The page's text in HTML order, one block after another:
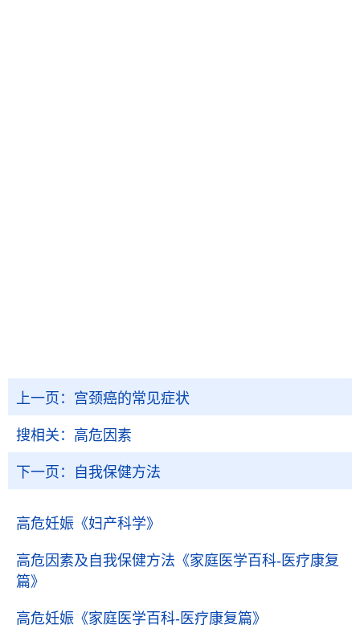
上一页： 宫颈癌的常见症状
搜相关： 高危因素
下一页： 自我保健方法
高危妊娠 《妇产科学》
高危因素及自我保健方法 《家庭医学百科-医疗康复
篇》
高危妊娠 《家庭医学百科-医疗康复篇》